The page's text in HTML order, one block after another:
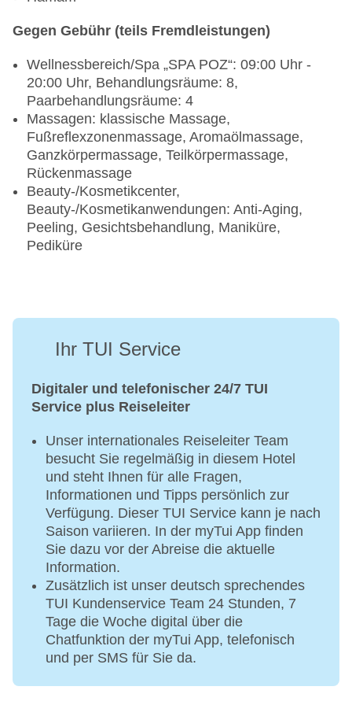
Gegen Gebühr (teils Fremdleistungen)
Wellnessbereich/Spa „SPA POZ“: 09:00 Uhr -
20:00 Uhr, Behandlungsräume: 8,
Paarbehandlungsräume: 4
Massagen: klassische Massage,
Fußreflexzonenmassage, Aromaölmassage,
Ganzkörpermassage, Teilkörpermassage,
Rückenmassage
Beauty-/Kosmetikcenter,
Beauty-/Kosmetikanwendungen: Anti-Aging,
Peeling, Gesichtsbehandlung, Maniküre,
Pediküre
Ihr TUI Service
Digitaler und telefonischer 24/7 TUI
Service plus Reiseleiter
Unser internationales Reiseleiter Team
besucht Sie regelmäßig in diesem Hotel
und steht Ihnen für alle Fragen,
Informationen und Tipps persönlich zur
Verfügung. Dieser TUI Service kann je nach
Saison variieren. In der myTui App finden
Sie dazu vor der Abreise die aktuelle
Information.
Zusätzlich ist unser deutsch sprechendes
TUI Kundenservice Team 24 Stunden, 7
Tage die Woche digital über die
Chatfunktion der myTui App, telefonisch
und per SMS für Sie da.